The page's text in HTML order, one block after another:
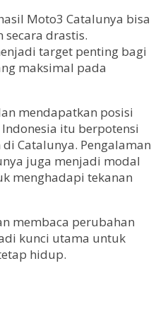
Moto3 Catalunya bisa
secara drastis.
target penting bagi
maksimal pada
mendapatkan posisi
itu berpotensi
Catalunya. Pengalaman
juga menjadi modal
menghadapi tekanan
membaca perubahan
kunci utama untuk
hidup.